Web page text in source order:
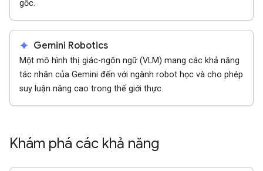
gốc.
spark Gemini Robotics
Một mô hình thị giác-ngôn ngữ (VLM) mang các khả năng
tác nhân của Gemini đến với ngành robot học và cho phép
suy luận nâng cao trong thế giới thực.
Khám phá các khả năng